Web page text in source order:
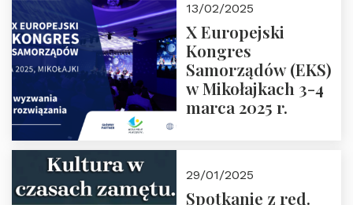
Zapraszamy
13/02/2025
X Europejski
Kongres
Samorządów (EKS)
w Mikołajkach 3-4
marca 2025 r.
29/01/2025
Spotkanie z red.